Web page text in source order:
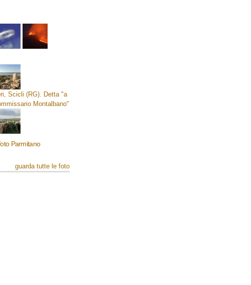
Parmitano
guarda tutte le foto